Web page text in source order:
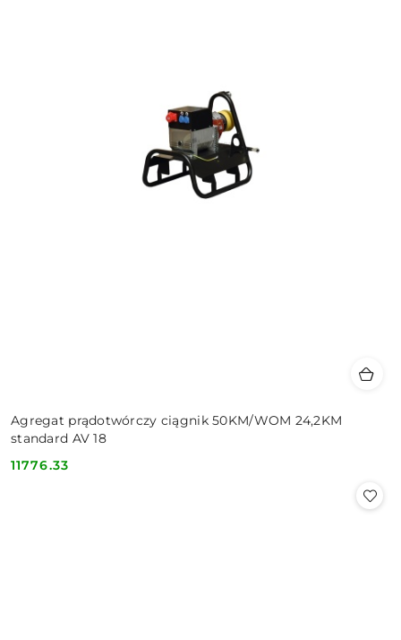
Agregat prądotwórczy ciągnik 50KM/WOM 24,2KM
standard AV 18
Cena:
11776.33